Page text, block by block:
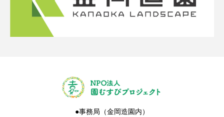
●事務局（金岡造園内）